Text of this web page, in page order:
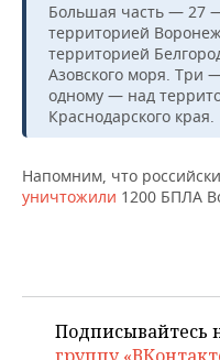
ОТКРЫТАЯ ЛЕКЦИЯ
БАСКЕТБОЛ
ВОЛЕЙБОЛ
КИБЕРСПОРТ
ФИГУРНОЕ КАТАНИЕ
ИНФРАСТРУКТУРА
ИСТОРИЯ
КУЛЬТУРА
МЕДИЦИНА
СПРАВОЧНИК
СПИСОК ПЕРСОН
СПИСОК КОМПАНИЙ
ПОЛНАЯ ВЕРСИЯ
Большая часть — 27
территорией
территорией
Азовского моря. Три
одному — над
Краснодарского края.
Напомним, что
уничтожили 1200 БПЛА
Подписывайтесь